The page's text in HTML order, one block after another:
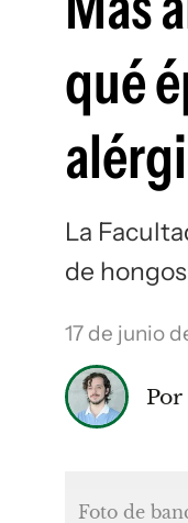
qué
La
de
17 de junio
Por
Foto de